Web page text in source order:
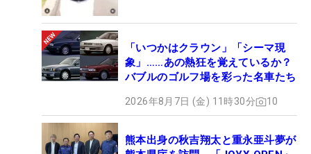
「いつかはクラウン」「シーマ現
象」……あの熱狂を覚えているか？
バブルのゴルフ場を彩った名車たち
2026年8月7日 (金) 11時30分 10
熊本出身の秋吉翔太と重永亜斗夢が